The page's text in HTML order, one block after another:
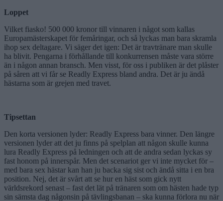
Loppet
Vilket fiasko! 500 000 kronor till vinnaren i något som kallas
Europamästerskapet för femåringar, och så lyckas man bara skramla
ihop sex deltagare. Vi säger det igen: Det är travtränare man skulle
ha blivit. Pengarna i förhållande till konkurrensen måste vara större
än i någon annan bransch. Men visst, för oss i publiken är det plåster
på såren att vi får se Readly Express bland andra. Det är ju ändå
hästarna som är grejen med travet.
Tipsettan
Den korta versionen lyder: Readly Express bara vinner. Den längre
versionen lyder att det ju finns på spelplan att någon skulle kunna
lura Readly Express på ledningen och att de andra sedan lyckas sy
fast honom på innerspår. Men det scenariot ger vi inte mycket för –
med bara sex hästar kan han ju backa sig sist och ändå sitta i en bra
position. Nej, det är svårt att se hur en häst som gick nytt
världsrekord senast – fast det lät på tränaren som om hästen hade typ
sin sämsta dag någonsin på tävlingsbanan – ska kunna förlora nu när